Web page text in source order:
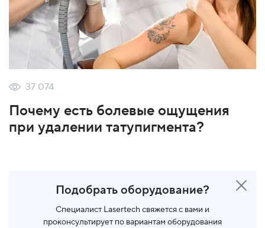
37 074
Почему есть болевые ощущения
при удалении татупигмента?
Подобрать оборудование?
Специалист Lasertech свяжется с вами и
проконсультирует по вариантам оборудования